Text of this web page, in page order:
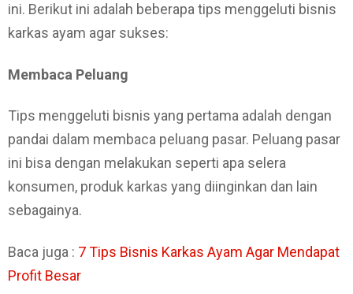
ini. Berikut ini adalah beberapa tips menggeluti bisnis
karkas ayam agar sukses:
Membaca Peluang
Tips menggeluti bisnis yang pertama adalah dengan
pandai dalam membaca peluang pasar. Peluang pasar
ini bisa dengan melakukan seperti apa selera
konsumen, produk karkas yang diinginkan dan lain
sebagainya.
Baca juga : 7 Tips Bisnis Karkas Ayam Agar Mendapat
Profit Besar